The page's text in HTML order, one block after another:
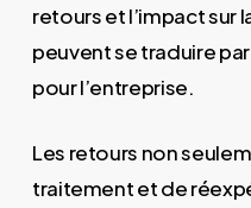
retours et l’impact sur
peuvent se traduire
pour l’entreprise.
Les retours non
traitement et de